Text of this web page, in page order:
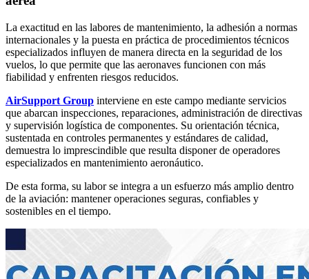
La exactitud en las labores de mantenimiento, la adhesión a normas
internacionales y la puesta en práctica de procedimientos técnicos
especializados influyen de manera directa en la seguridad de los
vuelos, lo que permite que las aeronaves funcionen con más
fiabilidad y enfrenten riesgos reducidos.
AirSupport Group interviene en este campo mediante servicios
que abarcan inspecciones, reparaciones, administración de directivas
y supervisión logística de componentes. Su orientación técnica,
sustentada en controles permanentes y estándares de calidad,
demuestra lo imprescindible que resulta disponer de operadores
especializados en mantenimiento aeronáutico.
De esta forma, su labor se integra a un esfuerzo más amplio dentro
de la aviación: mantener operaciones seguras, confiables y
sostenibles en el tiempo.